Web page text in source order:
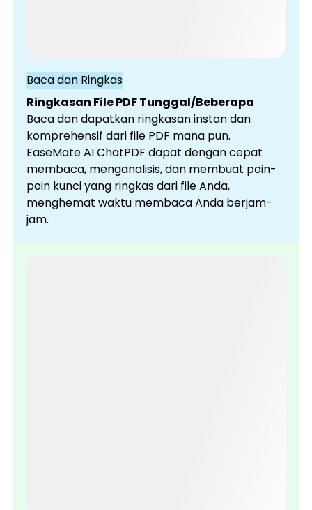
Baca dan Ringkas
Ringkasan File PDF Tunggal/Beberapa
Baca dan dapatkan ringkasan instan dan
komprehensif dari file PDF mana pun.
EaseMate AI ChatPDF dapat dengan cepat
membaca, menganalisis, dan membuat poin-
poin kunci yang ringkas dari file Anda,
menghemat waktu membaca Anda berjam-
jam.